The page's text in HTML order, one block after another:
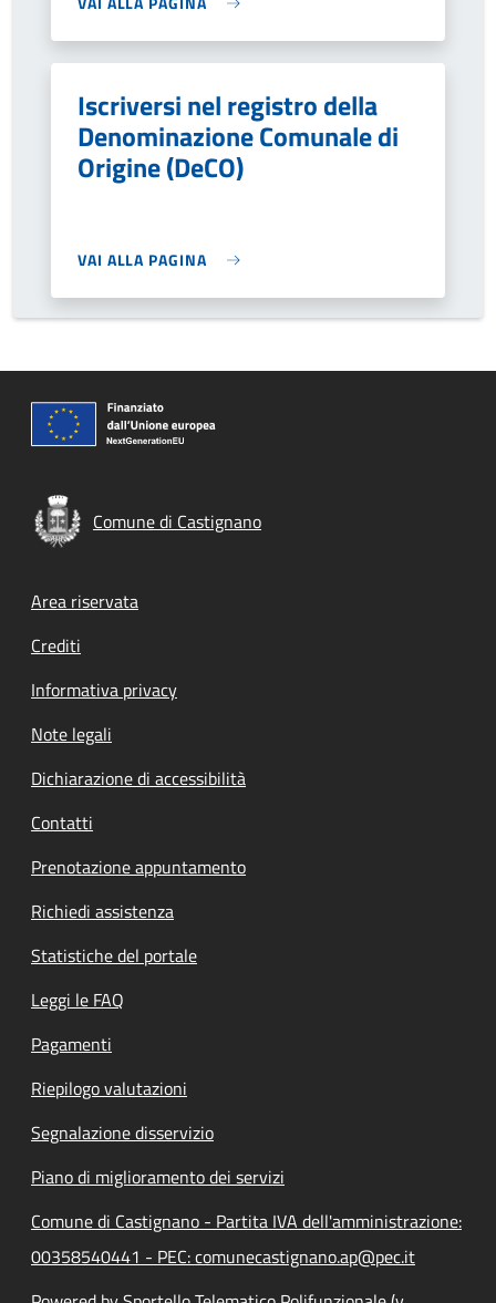
Iscriversi nel registro della
Denominazione Comunale di
Origine (DeCO)
VAI ALLA PAGINA
Comune di Castignano
Footer menu
Area riservata
Crediti
Informativa privacy
Note legali
Dichiarazione di accessibilità
Contatti
Prenotazione appuntamento
Richiedi assistenza
Statistiche del portale
Leggi le FAQ
Pagamenti
Riepilogo valutazioni
Segnalazione disservizio
Piano di miglioramento dei servizi
Comune di Castignano - Partita IVA dell'amministrazione:
00358540441 - PEC: comunecastignano.ap@pec.it